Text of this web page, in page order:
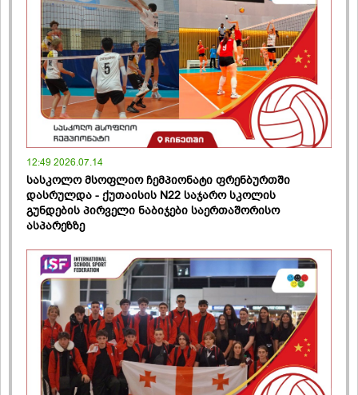
12:49 2026.07.14
სასკოლო მსოფლიო ჩემპიონატი ფრენბურთში
დასრულდა - ქუთაისის N22 საჯარო სკოლის
გუნდების პირველი ნაბიჯები საერთაშორისო
ასპარეზზე